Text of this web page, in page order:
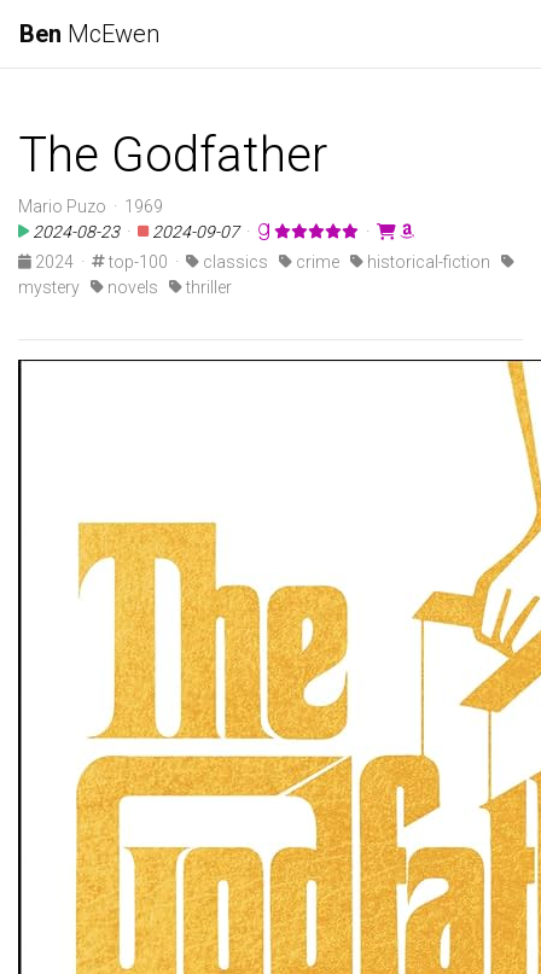
Ben McEwen
The Godfather
Mario Puzo · 1969
2024-08-23· 2024-09-07·
·
2024 · top-100 · classics crime
historical-fiction
mystery
novels thriller